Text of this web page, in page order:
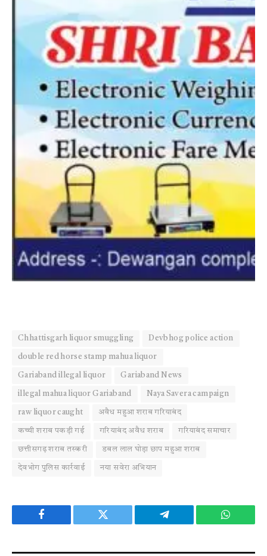
Chhattisgarh liquor smuggling Devbhog police action
double red horse stamp mahua liquor
Gariaband illegal liquor Gariaband News
illegal mahua liquor Gariaband Naya Savera campaign
raw liquor caught अवैध महुआ शराब गरियाबंद
कच्ची शराब पकड़ी गई गरियाबंद अवैध शराब गरियाबंद समाचार
छत्तीसगढ़ शराब तस्करी डबल लाल घोड़ा छाप महुआ शराब
देवभोग पुलिस कार्रवाई नया सवेरा अभियान
Facebook Twitter Telegram